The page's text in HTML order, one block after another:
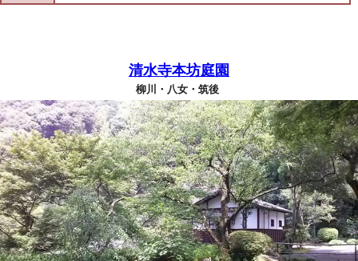
清水寺本坊庭園
柳川・八女・筑後